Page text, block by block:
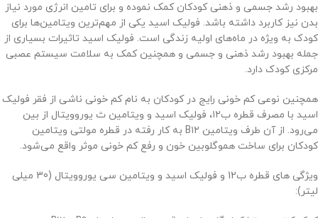
بهبود رشد جسمی و ذهنی کودکان کمک نموده و برای تامین انرژی مورد نیاز
بدن نیز کاربرد داشته باشد. فولیک اسید یکی از مهم‌ترین ویتامین‌ها برای
کودک به ویژه در ماه‌های اولیه زندگی است. فولیک اسید تاثیرات بسیاری از
جمله بهبود رشد ذهنی و جسمی و همچنین کمک به سلامت سیستم عصبی
مرکزی کودک دارد.
همچنین نوعی کم خونی رایج در کودکان به نام کم خونی ناشی از فقر فولیک
اسید با مصرف قطره ب۱۲، فولیک اسید و ویتامین ث یوروویتال از بین
می‌رود. از آن طرف ویتامین B۱۲ به کار رفته در قطره مولتی ویتامین
کودکان برای ساخت هموگلوبین خون و رفع کم خونی موثر واقع می‌شود.
ویژگی های قطره ب12 و فولیک اسید و ویتامین سی یوروویتال (30 میلی
لیتر):